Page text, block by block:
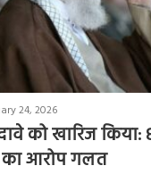
24, 2026
को खारिज
आरोप गलत